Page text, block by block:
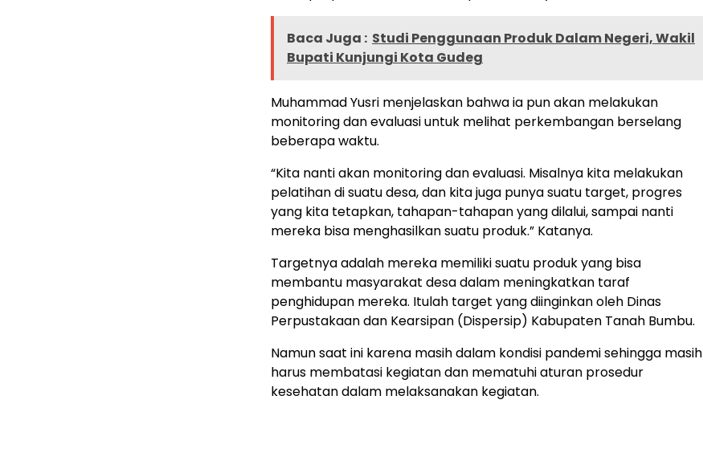
Baca Juga : Studi Penggunaan Produk Dalam Negeri, Wakil
Bupati Kunjungi Kota Gudeg
Muhammad Yusri menjelaskan bahwa ia pun akan melakukan
monitoring dan evaluasi untuk melihat perkembangan berselang
beberapa waktu.
“Kita nanti akan monitoring dan evaluasi. Misalnya kita melakukan
pelatihan di suatu desa, dan kita juga punya suatu target, progres
yang kita tetapkan, tahapan-tahapan yang dilalui, sampai nanti
mereka bisa menghasilkan suatu produk.” Katanya.
Targetnya adalah mereka memiliki suatu produk yang bisa
membantu masyarakat desa dalam meningkatkan taraf
penghidupan mereka. Itulah target yang diinginkan oleh Dinas
Perpustakaan dan Kearsipan (Dispersip) Kabupaten Tanah Bumbu.
Namun saat ini karena masih dalam kondisi pandemi sehingga masih
harus membatasi kegiatan dan mematuhi aturan prosedur
kesehatan dalam melaksanakan kegiatan.